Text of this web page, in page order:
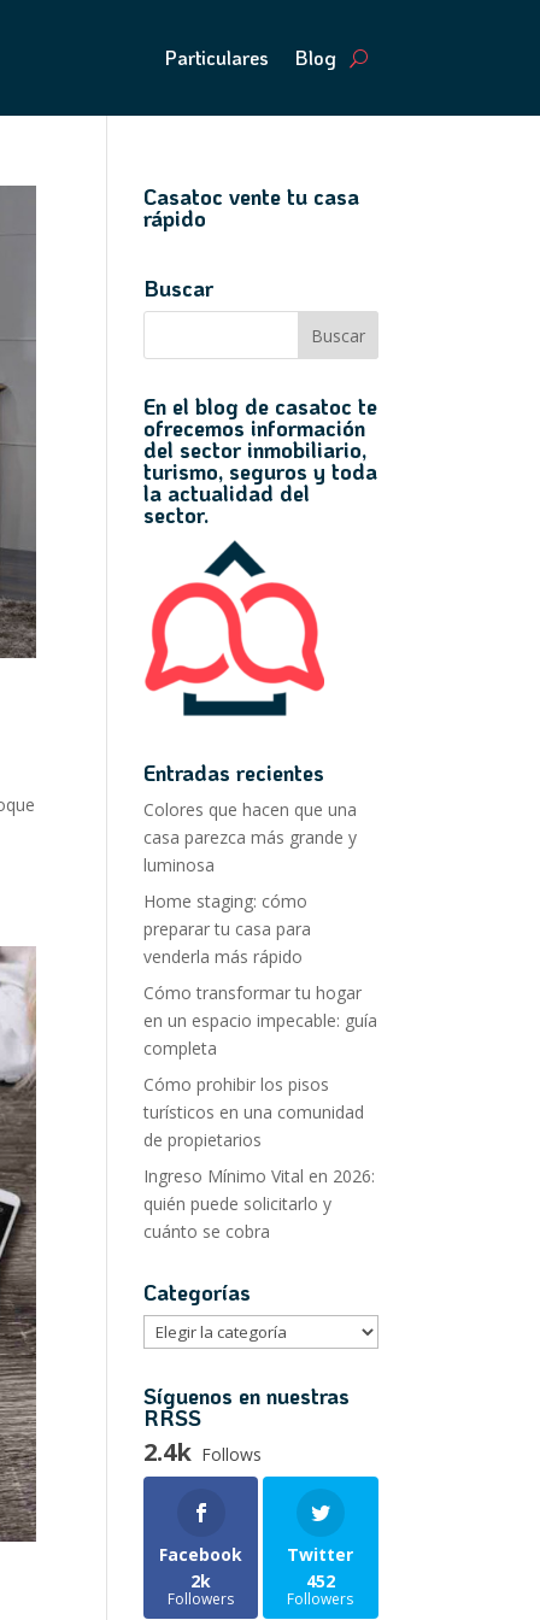
Particulares Blog
Casatoc vente tu casa
rápido
Buscar
En el blog de casatoc te
ofrecemos información
del sector inmobiliario,
turismo, seguros y toda
la actualidad del
sector.
Entradas recientes
Colores que hacen que una
casa parezca más grande y
luminosa
Home staging: cómo
preparar tu casa para
venderla más rápido
Cómo transformar tu hogar
en un espacio impecable: guía
completa
Cómo prohibir los pisos
turísticos en una comunidad
de propietarios
Ingreso Mínimo Vital en 2026:
quién puede solicitarlo y
cuánto se cobra
Categorías
Categorías
Síguenos en nuestras
RRSS
2.4k Follows
Facebook
2k
Followers
Twitter
452
Followers